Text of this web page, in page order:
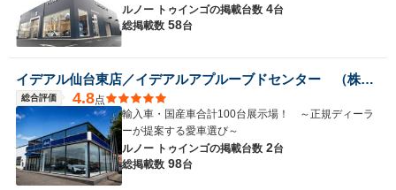
ルノー トゥインゴの掲載台数 4台
総掲載数 58台
イデアル仙台東店／イデアルアプルーブドセンター （株）イデアル
総合評価 4.8点
輸入車・国産車合計100台展示場！ ～正規ディーラ
ーが提案する愛車選び～
ルノー トゥインゴの掲載台数 2台
総掲載数 98台